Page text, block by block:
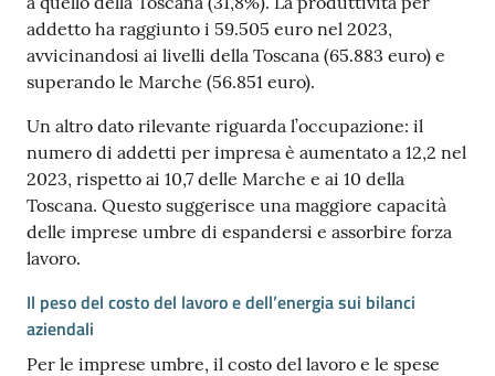
addetto ha raggiunto i 59.505 euro nel 2023,
avvicinandosi ai livelli della Toscana (65.883 euro) e
superando le Marche (56.851 euro).
Un altro dato rilevante riguarda l’occupazione: il
numero di addetti per impresa è aumentato a 12,2 nel
2023, rispetto ai 10,7 delle Marche e ai 10 della
Toscana. Questo suggerisce una maggiore capacità
delle imprese umbre di espandersi e assorbire forza
lavoro.
Il peso del costo del lavoro e dell’energia sui bilanci
aziendali
Per le imprese umbre, il costo del lavoro e le spese